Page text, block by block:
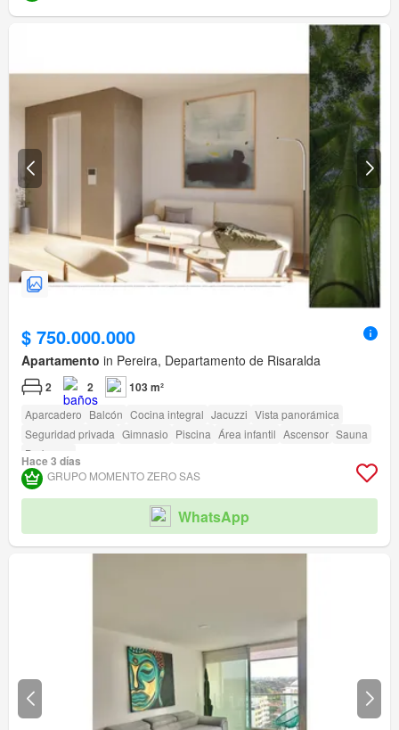
$ 750.000.000
Apartamento in Pereira, Departamento de Risaralda
2 2 103 m²
Aparcadero Balcón Cocina integral Jacuzzi Vista panorámica
Seguridad privada Gimnasio Piscina Área infantil Ascensor Sauna
Barbecue
Hace 3 días
GRUPO MOMENTO ZERO SAS
WhatsApp